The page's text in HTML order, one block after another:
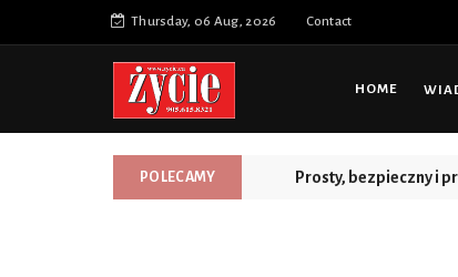
Thursday, 06 Aug, 2026 Contact
HOME
POLECAMY Prosty, bezpieczny i